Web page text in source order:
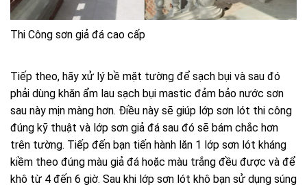
Thi Công sơn giả đá cao cấp
Tiếp theo, hãy xử lý bề mặt tường để sạch bụi và sau đó
phải dùng khăn ẩm lau sạch bụi mastic đảm bảo nước sơn
sau này mịn màng hơn. Điều này sẽ giúp lớp sơn lót thi công
đúng kỹ thuật và lớp sơn giả đá sau đó sẽ bám chắc hơn
trên tường. Tiếp đến bạn tiến hành lăn 1 lớp sơn lót kháng
kiềm theo đúng màu giả đá hoặc màu trắng đều được và để
khô từ 4 đến 6 giờ. Sau khi lớp sơn lót khô bạn sử dụng súng